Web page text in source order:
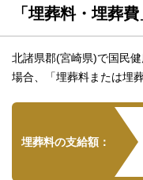
「埋葬料・埋葬
北諸県郡(宮崎県)で国民
場合、「埋葬料または埋
埋葬料の支給額：